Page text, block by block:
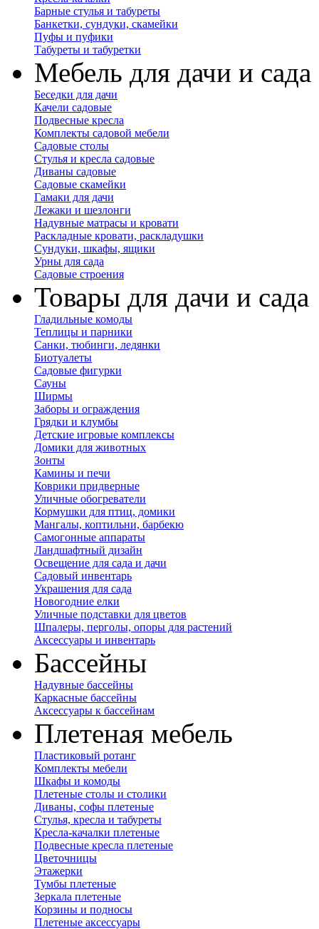
Барные стулья и табуреты
Банкетки, сундуки, скамейки
Пуфы и пуфики
Табуреты и табуретки
Мебель для дачи и сада
Беседки для дачи
Качели садовые
Подвесные кресла
Комплекты садовой мебели
Садовые столы
Стулья и кресла садовые
Диваны садовые
Садовые скамейки
Гамаки для дачи
Лежаки и шезлонги
Надувные матрасы и кровати
Раскладные кровати, раскладушки
Сундуки, шкафы, ящики
Урны для сада
Садовые строения
Товары для дачи и сада
Гладильные комоды
Теплицы и парники
Санки, тюбинги, ледянки
Биотуалеты
Садовые фигурки
Сауны
Ширмы
Заборы и ограждения
Грядки и клумбы
Детские игровые комплексы
Домики для животных
Зонты
Камины и печи
Коврики придверные
Уличные обогреватели
Кормушки для птиц, домики
Мангалы, коптильни, барбекю
Самогонные аппараты
Ландшафтный дизайн
Освещение для сада и дачи
Садовый инвентарь
Украшения для сада
Новогодние елки
Уличные подставки для цветов
Шпалеры, перголы, опоры для растений
Аксессуары и инвентарь
Бассейны
Надувные бассейны
Каркасные бассейны
Аксессуары к бассейнам
Плетеная мебель
Пластиковый ротанг
Комплекты мебели
Шкафы и комоды
Плетеные столы и столики
Диваны, софы плетеные
Стулья, кресла и табуреты
Кресла-качалки плетеные
Подвесные кресла плетеные
Цветочницы
Этажерки
Тумбы плетеные
Зеркала плетеные
Корзины и подносы
Плетеные аксессуары